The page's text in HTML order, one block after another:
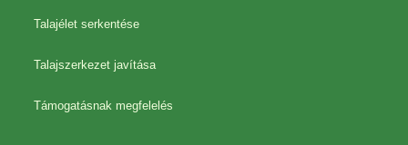
Talajélet serkentése
Talajszerkezet javítása
Támogatásnak megfelelés